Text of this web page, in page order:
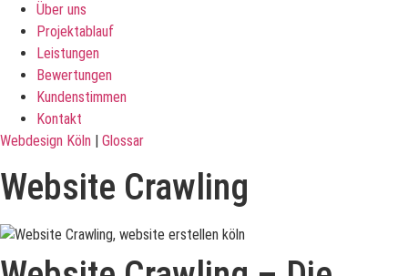
Über uns
Projektablauf
Leistungen
Bewertungen
Kundenstimmen
Kontakt
Webdesign Köln
Glossar
Website Crawling